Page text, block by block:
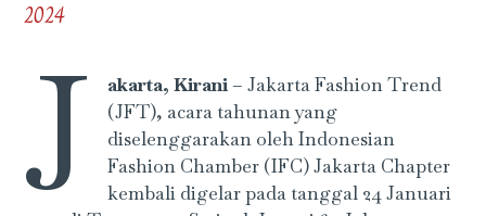
2024
J akarta, Kirani– Jakarta Fashion Trend
(JFT), acara tahunan yang
diselenggarakan oleh Indonesian
Fashion Chamber (IFC) Jakarta Chapter
kembali digelar pada tanggal 24 Januari